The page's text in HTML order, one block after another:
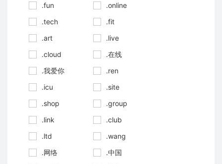
.fun
.online
.tech
.fit
.art
.live
.cloud
.在线
.我爱你
.ren
.icu
.site
.shop
.group
.link
.club
.ltd
.wang
.网络
.中国